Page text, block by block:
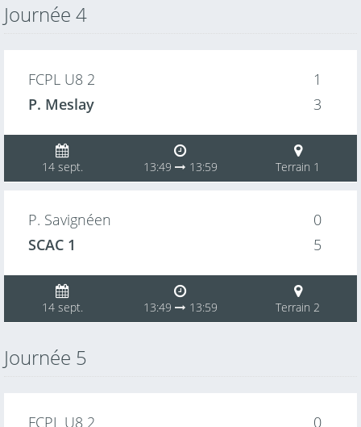
Journée 4
FCPL U8 2
P. Meslay
1
3
14 sept. 13:49 13:59 Terrain 1
P. Savignéen
SCAC 1
0
5
14 sept. 13:49 13:59 Terrain 2
Journée 5
FCPL U8 2 0